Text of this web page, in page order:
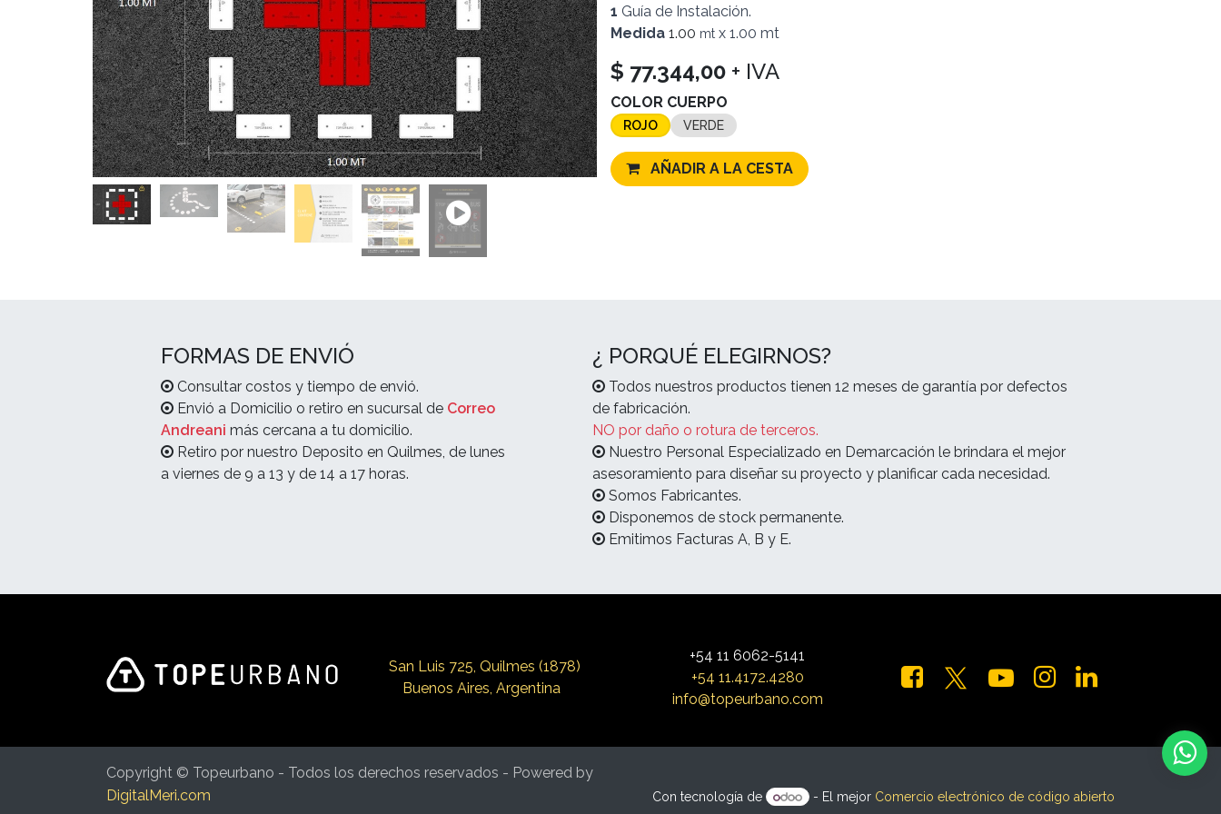
1 Guía de Instalación.
Medida 1.00 mt x 1.00 mt
$ 77.344,00 + IVA
COLOR CUERPO
ROJO VERDE
AÑADIR A LA CESTA
FORMAS DE ENVIÓ
Consultar costos y tiempo de envió.
Envió a Domicilio o retiro en sucursal de Correo
Andreani más cercana a tu domicilio.
Retiro por nuestro Deposito en Quilmes, de lunes
a viernes de 9 a 13 y de 14 a 17 horas.
¿ PORQUÉ ELEGIRNOS?
Todos nuestros productos tienen 12 meses de garantía por defectos
de fabricación.
NO por daño o rotura de terceros.
Nuestro Personal Especializado en Demarcación le brindara el mejor
asesoramiento para diseñar su proyecto y planificar cada necesidad.
Somos Fabricantes.
Disponemos de stock permanente.
Emitimos Facturas A, B y E.
San Luis 725, Quilmes (1878)
Buenos Aires, Argentina
+54 11 6062-5141
+54 11.4172.4280
info@topeurbano.com
Copyright © Topeurbano - Todos los derechos reservados - Powered by
DigitalMeri.com
Con tecnología de - El mejor Comercio electrónico de código abierto